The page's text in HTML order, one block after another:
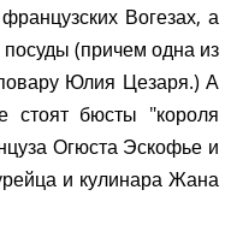
Вогезах, а
(причем одна из
Юлия Цезаря.) А
стоят бюсты "короля
Огюста Эскофье и
и кулинара Жана